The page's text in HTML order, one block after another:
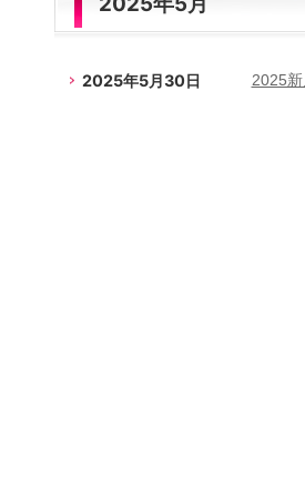
2025年5月30日 2025